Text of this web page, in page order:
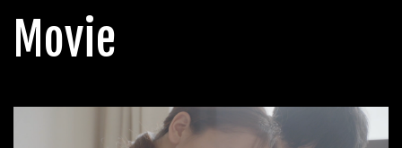
Movie